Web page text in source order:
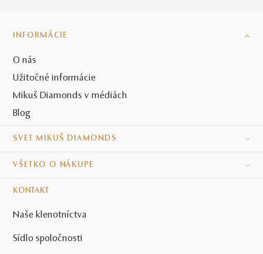
INFORMÁCIE
O nás
Užitočné informácie
Mikuš Diamonds v médiách
Blog
SVET MIKUŠ DIAMONDS
VŠETKO O NÁKUPE
KONTAKT
Naše klenotníctva
Sídlo spoločnosti